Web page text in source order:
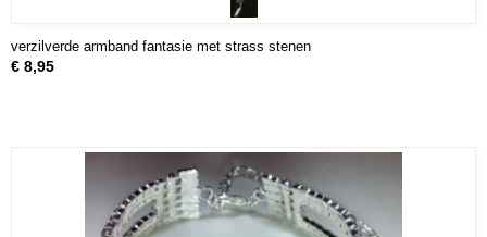
verzilverde armband fantasie met strass stenen
€ 8,95